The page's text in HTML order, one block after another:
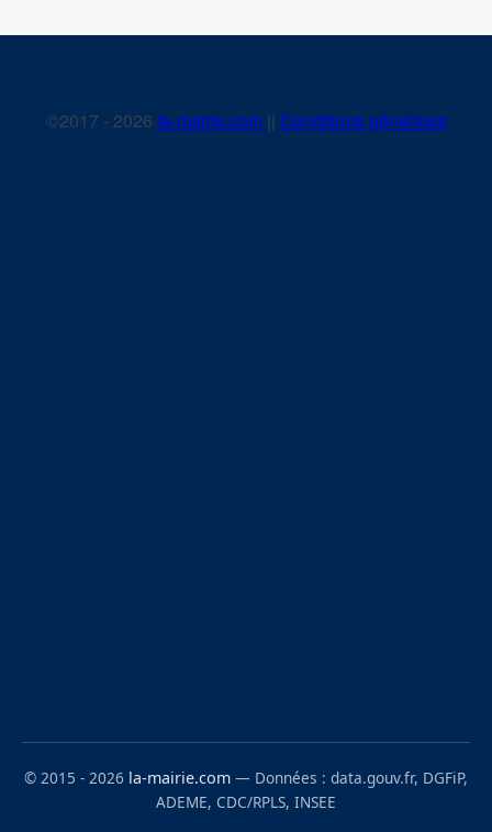
©2017 - 2026 la-mairie.com || Conditions générales
© 2015 - 2026 la-mairie.com — Données : data.gouv.fr, DGFiP,
ADEME, CDC/RPLS, INSEE